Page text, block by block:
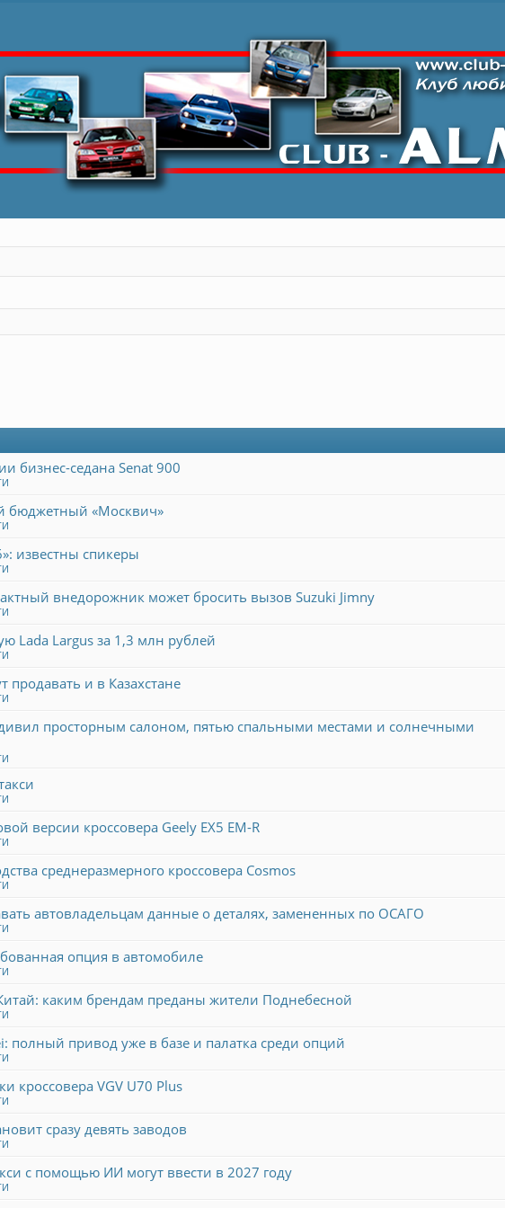
бизнес-седана Senat 900
бюджетный «Москвич»
известны спикеры
внедорожник может бросить вызов Suzuki Jimny
Lada Largus за 1,3 млн рублей
и в Казахстане
просторным салоном, пятью спальными местами и солнечными
версии кроссовера Geely EX5 EM-R
среднеразмерного кроссовера Cosmos
автовладельцам данные о деталях, замененных по ОСАГО
опция в автомобиле
каким брендам преданы жители Поднебесной
полный привод уже в базе и палатка среди опций
кроссовера VGV U70 Plus
сразу девять заводов
с помощью ИИ могут ввести в 2027 году